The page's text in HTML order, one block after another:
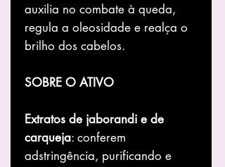
auxilia no combate à queda,
regula a oleosidade e realça o
brilho dos cabelos.
SOBRE O ATIVO
Extratos de jaborandi e de
carqueja: conferem
adstringência, purificando e